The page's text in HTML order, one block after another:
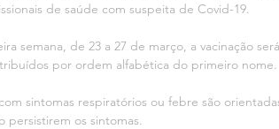
de saúde com suspeita de Covid-19.
semana, de 23 a 27 de março, a vacinação será
por ordem alfabética do primeiro nome.
sintomas respiratórios ou febre são
persistirem os sintomas.